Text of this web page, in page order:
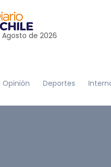
Agosto de 2026
Opinión Deportes